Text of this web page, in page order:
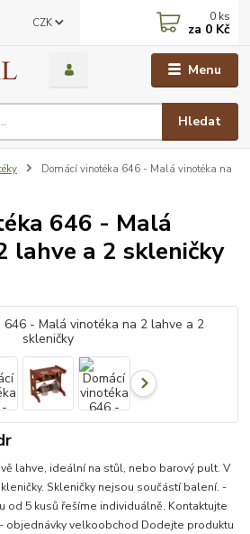
Menu
CZK
Hledat
0 ks
za 0 Kč
Domácí vinotéka 646 - Malá vinotéka na
646 - Malá
lahve a 2 skleničky
lahve, ideální na stůl, nebo barový pult. V
Skleničky nejsou součástí balení. -
od 5 kusů řešíme individuálně. Kontaktujte
objednávky velkoobchod Dodejte produktu